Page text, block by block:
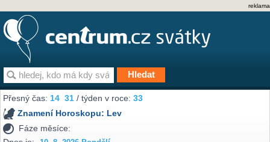
reklama
Přesný čas:14 31 / týden v roce:33
Znamení Horoskopu: Lev
Fáze měsíce: